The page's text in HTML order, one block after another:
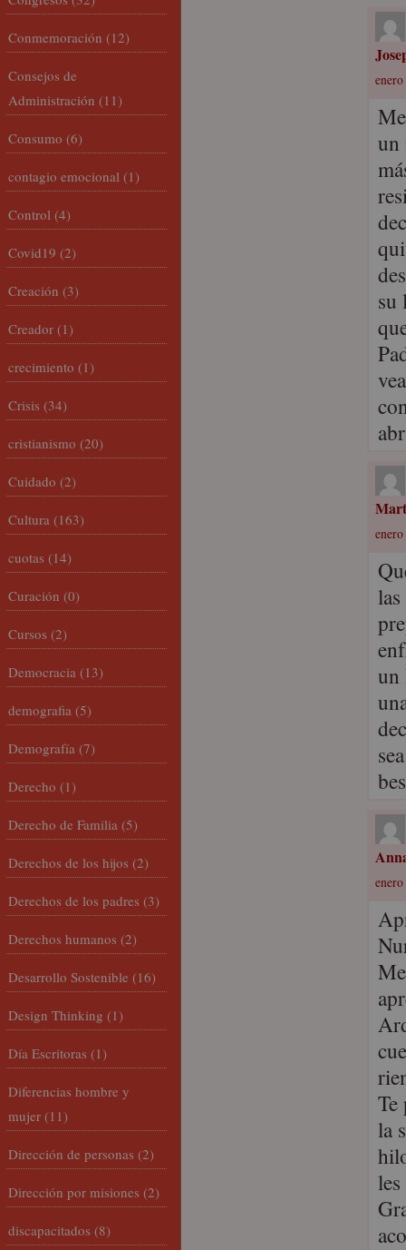
un
su
un
Te
la
Conmemoración (12)
Consejos de
Administración (11)
Consumo (6)
contagio emocional (1)
Control (4)
Covid19 (2)
Creación (3)
Creador (1)
crecimiento (1)
Crisis (34)
cristianismo (20)
Cuidado (2)
Cultura (163)
cuotas (14)
Curación (0)
Cursos (2)
Democracia (13)
demografia (5)
Demografía (7)
Derecho (1)
Derecho de Familia (5)
Derechos de los hijos (2)
Derechos de los padres (3)
Derechos humanos (2)
Desarrollo Sostenible (16)
Design Thinking (1)
Día Escritoras (1)
Diferencias hombre y
mujer (11)
Dirección de personas (2)
Dirección por misiones (2)
discapacitados (8)